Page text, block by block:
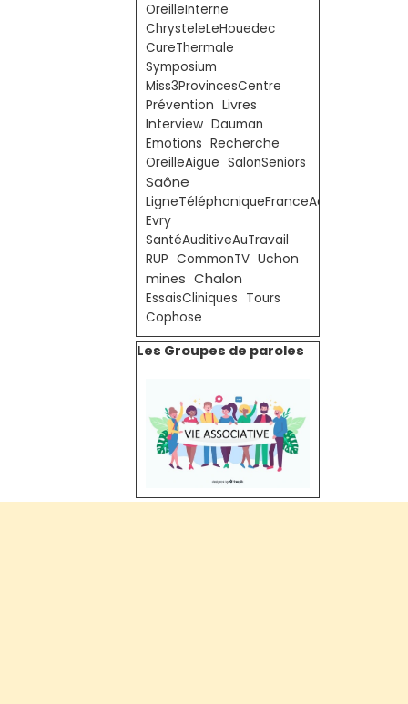
OreilleInterne
ChrysteleLeHouedec
CureThermale
Symposium
Miss3ProvincesCentre
Prévention Livres
Interview Dauman
Emotions Recherche
OreilleAigue SalonSeniors
Saône
LigneTéléphoniqueFranceAcouphènes
Evry
SantéAuditiveAuTravail
RUP CommonTV Uchon
mines Chalon
EssaisCliniques Tours
Cophose
Sauter le bloc Les Groupes de paroles
Les Groupes de paroles